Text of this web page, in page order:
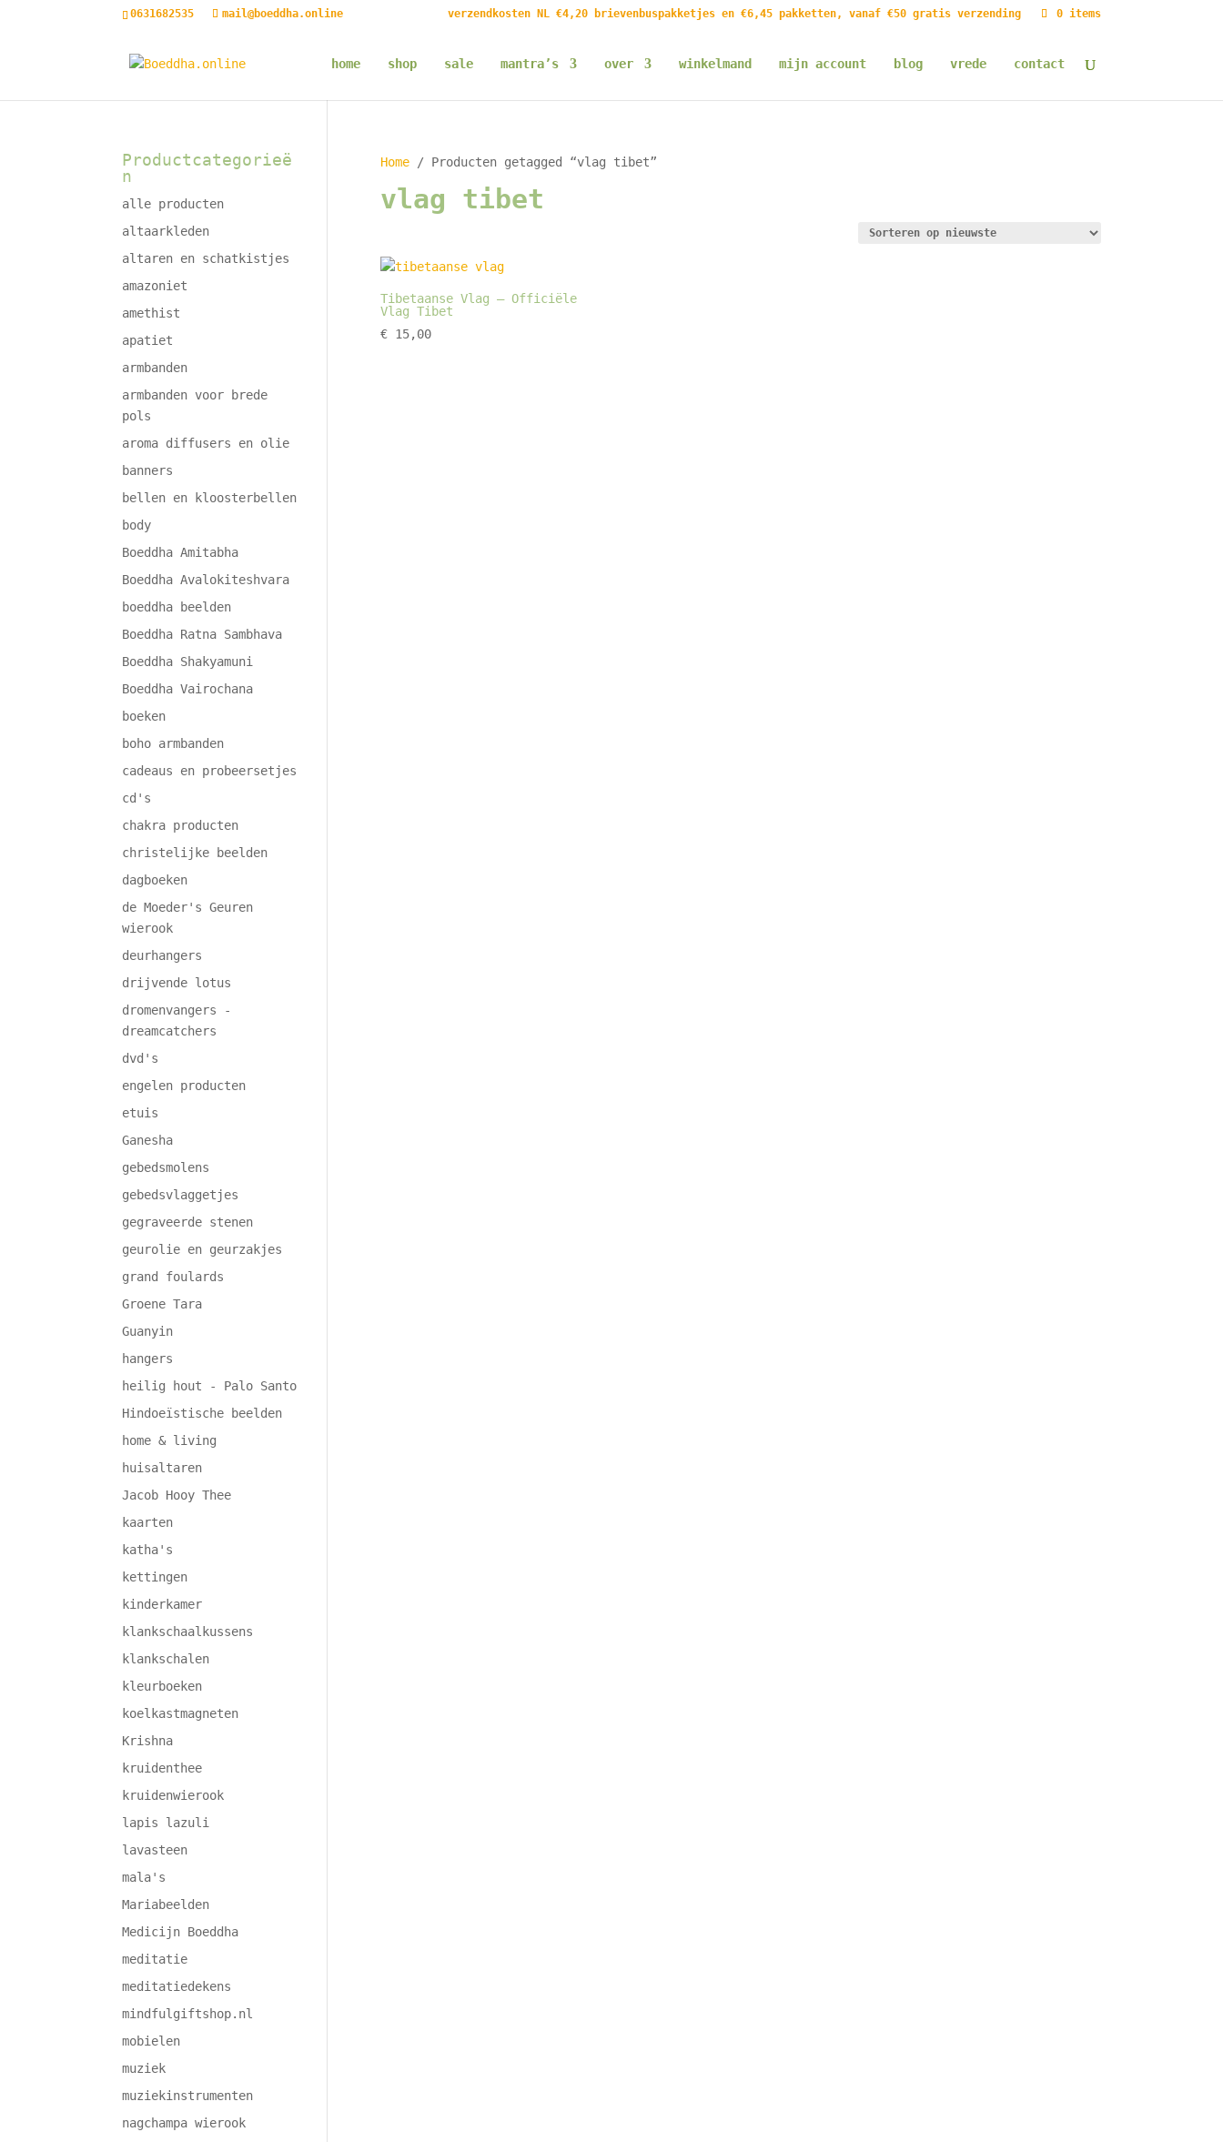
0631682535 mail@boeddha.online verzendkosten NL €4,20 brievenbuspakketjes en €6,45 pakketten, vanaf €50 gratis verzending 0 items
home shop sale mantra’s over winkelmand mijn account blog vrede contact
Home/ Producten getagged “vlag tibet”
vlag tibet
Tibetaanse Vlag – Officiële
Vlag Tibet
€15,00
Productcategorieë
n
alle producten
altaarkleden
altaren en schatkistjes
amazoniet
amethist
apatiet
armbanden
armbanden voor brede
pols
aroma diffusers en olie
banners
bellen en kloosterbellen
body
Boeddha Amitabha
Boeddha Avalokiteshvara
boeddha beelden
Boeddha Ratna Sambhava
Boeddha Shakyamuni
Boeddha Vairochana
boeken
boho armbanden
cadeaus en probeersetjes
cd's
chakra producten
christelijke beelden
dagboeken
de Moeder's Geuren
wierook
deurhangers
drijvende lotus
dromenvangers -
dreamcatchers
dvd's
engelen producten
etuis
Ganesha
gebedsmolens
gebedsvlaggetjes
gegraveerde stenen
geurolie en geurzakjes
grand foulards
Groene Tara
Guanyin
hangers
heilig hout - Palo Santo
Hindoeïstische beelden
home & living
huisaltaren
Jacob Hooy Thee
kaarten
katha's
kettingen
kinderkamer
klankschaalkussens
klankschalen
kleurboeken
koelkastmagneten
Krishna
kruidenthee
kruidenwierook
lapis lazuli
lavasteen
mala's
Mariabeelden
Medicijn Boeddha
meditatie
meditatiedekens
mindfulgiftshop.nl
mobielen
muziek
muziekinstrumenten
nagchampa wierook